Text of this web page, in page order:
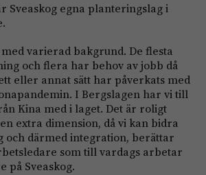
Sveaskog egna planteringslag i
varierad bakgrund. De flesta
och flera har behov av jobb då
eller annat sätt har påverkats med
I Bergslagen har vi till
Kina med i laget. Det är roligt
extra dimension, då vi kan bidra
och därmed integration, berättar
som till vardags arbetar
på Sveaskog.